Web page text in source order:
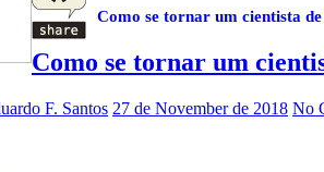
Como se tornar um cientista de
Como se tornar um
F. Santos 27 de November de 2018 No